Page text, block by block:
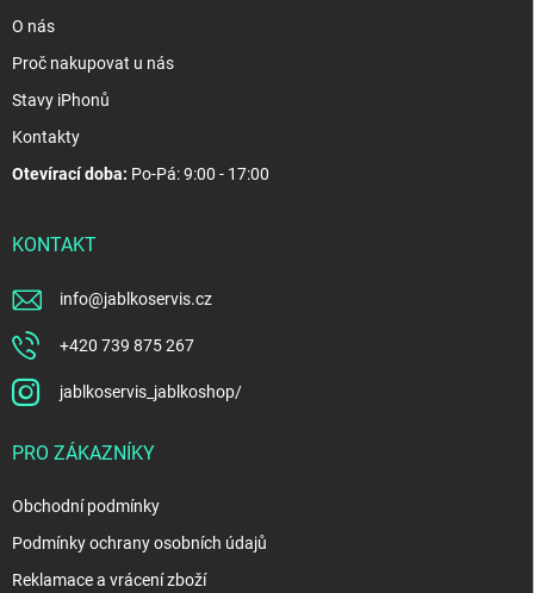
O nás
Proč nakupovat u nás
Stavy iPhonů
Kontakty
Otevírací doba: Po-Pá: 9:00 - 17:00
KONTAKT
info@jablkoservis.cz
+420 739 875 267
jablkoservis_jablkoshop/
PRO ZÁKAZNÍKY
Obchodní podmínky
Podmínky ochrany osobních údajů
Reklamace a vrácení zboží